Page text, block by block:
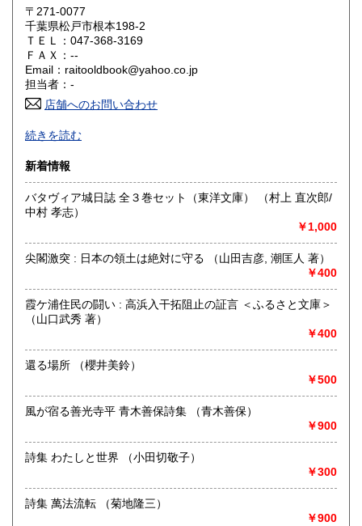
岡山県
山口県 185円
香川県 185円 愛媛県
高知県 185円
佐賀県
熊本県 185円 大分県 185円
宮崎県
沖縄県 185円
〒271-0077
千葉県松戸市根本198-2
ＴＥＬ：047-368-3169
ＦＡＸ：--
Email：raitooldbook@yahoo.co.jp
担当者：-
店舗へのお問い合わせ
当店は幅広いジャンルの書籍を扱っております。
来た本は商品として出品しないように気を付けております。
沿線名：-
最寄駅：-
定休日：-
対応出来る場合は致します。
ご相談は当店にメールをしてください。電話は基本出れない
連絡なく品物を送ってくるなどは受け取りません。予めご了
raitooldbook@yahoo.co.jp
取り扱い分野
続きを読む
新着情報
バタヴィア城日誌 全３巻セット（東洋文庫） （村上 直次郎/
中村 孝志）
￥1,000
尖閣激突 : 日本の領土は絶対に守る （山田吉彦, 潮匡人 著）
￥400
霞ケ浦住民の闘い : 高浜入干拓阻止の証言 ＜ふるさと文庫＞
（山口武秀 著）
￥400
還る場所 （櫻井美鈴）
￥500
風が宿る善光寺平 青木善保詩集 （青木善保）
￥900
詩集 わたしと世界 （小田切敬子）
￥300
詩集 萬法流転 （菊地隆三）
￥900